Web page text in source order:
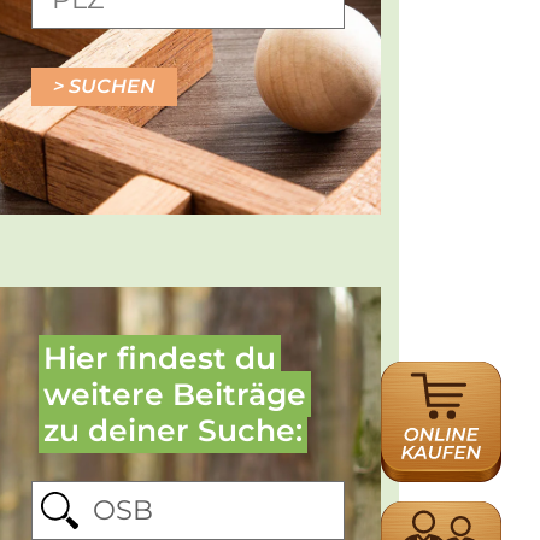
SUCHEN
Hier findest du
weitere Beiträge
zu deiner Suche:
ONLINE